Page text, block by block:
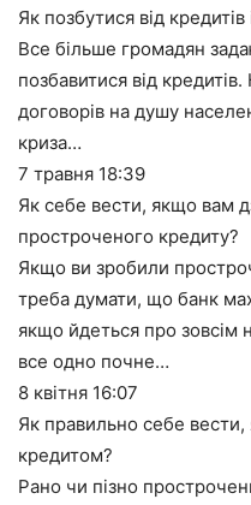
Як позбутися від
Все більше громадян
позбавитися від
договорів на душу
криза…
7 травня 18:39
Як себе вести, якщо вам
простроченого кредиту?
Якщо ви зробили
треба думати, що банк
якщо йдеться про зовсім
все одно почне…
8 квітня 16:07
Як правильно себе
кредитом?
Рано чи пізно